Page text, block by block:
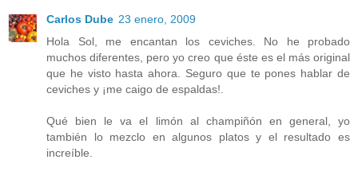
Carlos Dube 23 enero, 2009
Hola Sol, me encantan los ceviches. No he probado
muchos diferentes, pero yo creo que éste es el más original
que he visto hasta ahora. Seguro que te pones hablar de
ceviches y ¡me caigo de espaldas!.
Qué bien le va el limón al champiñón en general, yo
también lo mezclo en algunos platos y el resultado es
increíble.